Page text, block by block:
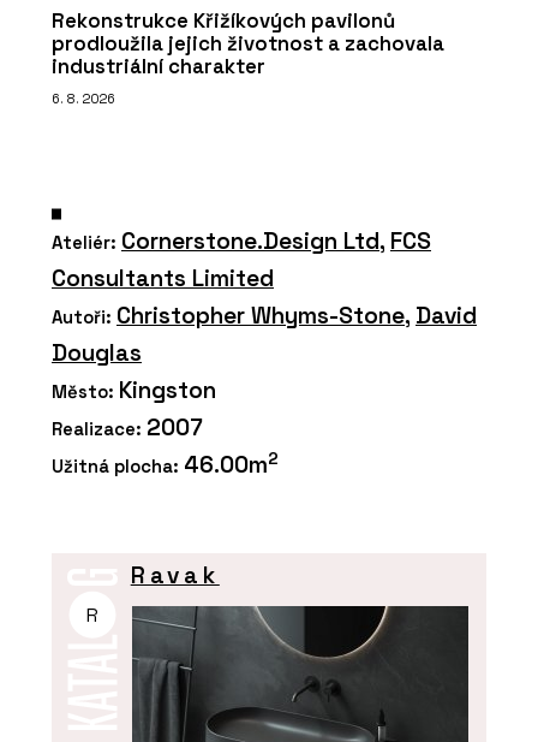
Rekonstrukce Křižíkových pavilonů
prodloužila jejich životnost a zachovala
industriální charakter
6. 8. 2026
Ateliér: Cornerstone.Design Ltd, FCS
Consultants Limited
Autoři: Christopher Whyms-Stone, David
Douglas
Město: Kingston
Realizace: 2007
Užitná plocha: 46.00m2
R
Ravak